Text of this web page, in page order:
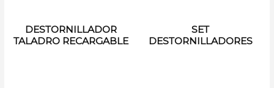
DESTORNILLADOR
TALADRO RECARGABLE
SET
DESTORNILLADORES